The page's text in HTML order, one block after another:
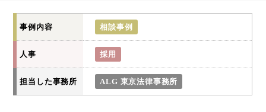
事例内容 相談事例
人事 採用
担当した事務所 ALG 東京法律事務所